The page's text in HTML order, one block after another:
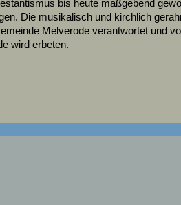
bis heute maßgebend
Die musikalisch und kirchlich
Melverode verantwortet und
wird erbeten.